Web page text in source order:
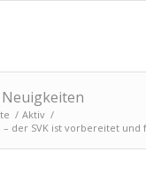
/ Aktiv /
– der SVK ist vorbereitet und